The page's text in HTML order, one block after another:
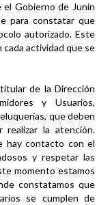
el Gobierno de Junín
para constatar que
autorizado. Este
actividad que se
de la Dirección
y Usuarios,
que deben
realizar la atención.
hay contacto con el
y respetar las
momento estamos
constatamos que
se cumplen de